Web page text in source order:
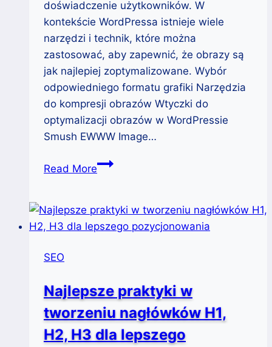
doświadczenie użytkowników. W
kontekście WordPressa istnieje wiele
narzędzi i technik, które można
zastosować, aby zapewnić, że obrazy są
jak najlepiej zoptymalizowane. Wybór
odpowiedniego formatu grafiki Narzędzia
do kompresji obrazów Wtyczki do
optymalizacji obrazów w WordPressie
Smush EWWW Image…
Read MoreOptymalizacja
WordPress:
Format,
SEO
Najlepsze praktyki w
tworzeniu nagłówków H1,
H2, H3 dla lepszego